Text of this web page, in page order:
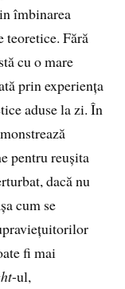
îmbinarea
teoretice. Fără
cu o mare
prin experiența
aduse la zi. În
pentru reușita
dacă nu
cum se
fi mai
-ul,